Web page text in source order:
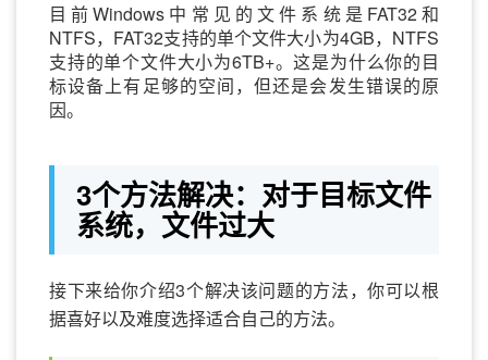
目前Windows中常见的文件系统是FAT32和
NTFS，FAT32支持的单个文件大小为4GB，NTFS
支持的单个文件大小为6TB+。这是为什么你的目
标设备上有足够的空间，但还是会发生错误的原
因。
3个方法解决：对于目标文件
系统，文件过大
接下来给你介绍3个解决该问题的方法，你可以根
据喜好以及难度选择适合自己的方法。